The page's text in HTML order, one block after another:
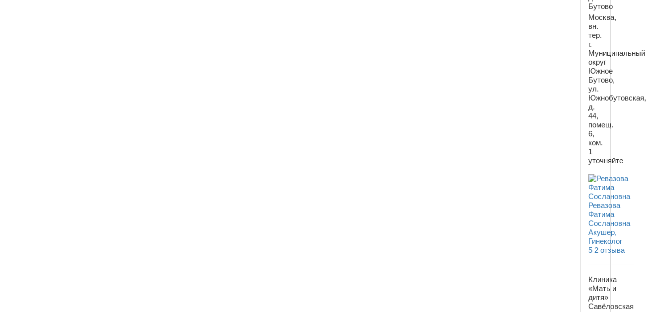
Бутово
Москва,
вн.
тер.
г.
Муниципальный
округ
Южное
Бутово,
ул.
Южнобутовская,
д.
44,
помещ.
6,
ком.
1
уточняйте
Ревазова
Фатима
Сослановна
Акушер,
Гинеколог
5 2 отзыва
Клиника
«Мать и
дитя»
Савёловская